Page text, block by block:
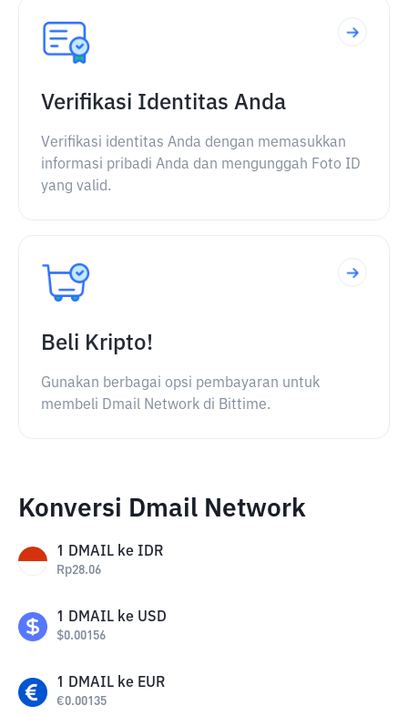
Verifikasi Identitas Anda
Verifikasi identitas Anda dengan memasukkan
informasi pribadi Anda dan mengunggah Foto ID
yang valid.
Beli Kripto!
Gunakan berbagai opsi pembayaran untuk
membeli Dmail Network di Bittime.
Konversi Dmail Network
1 DMAIL ke IDR
Rp28.06
1 DMAIL ke USD
$0.00156
1 DMAIL ke EUR
€0.00135